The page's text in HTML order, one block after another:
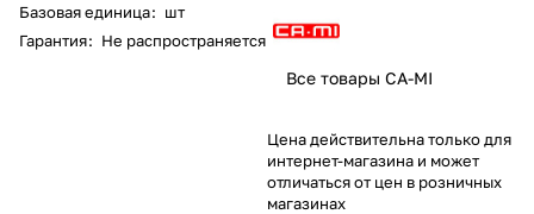
Базовая единица: шт
Гарантия: Не распространяется
Все товары CA-MI
Цена действительна только для
интернет-магазина и может
отличаться от цен в розничных
магазинах